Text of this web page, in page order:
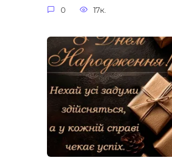
0 17к.